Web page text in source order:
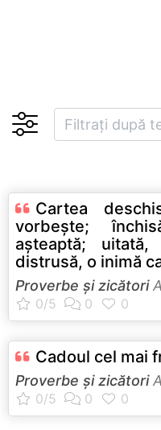
Cartea
vorbeşte;
aşteaptă;
distrusă, o inimă
Proverbe și zicători
Cadoul cel mai
Proverbe și zicători